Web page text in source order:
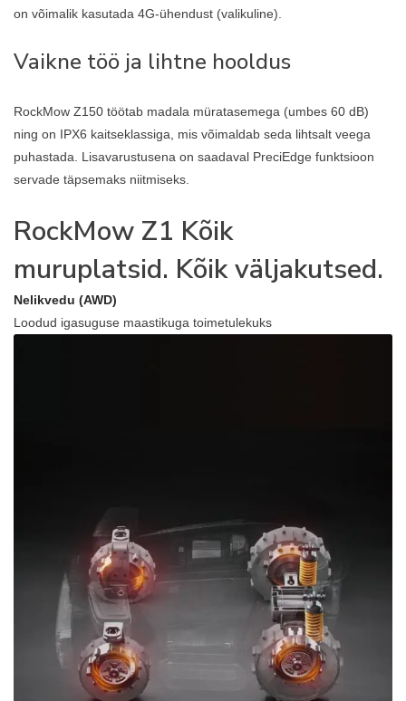
on võimalik kasutada 4G-ühendust (valikuline).
Vaikne töö ja lihtne hooldus
RockMow Z150 töötab madala müratasemega (umbes 60 dB)
ning on IPX6 kaitseklassiga, mis võimaldab seda lihtsalt veega
puhastada. Lisavarustusena on saadaval PreciEdge funktsioon
servade täpsemaks niitmiseks.
RockMow Z1 Kõik
muruplatsid. Kõik väljakutsed.
Nelikvedu (AWD)
Loodud igasuguse maastikuga toimetulekuks